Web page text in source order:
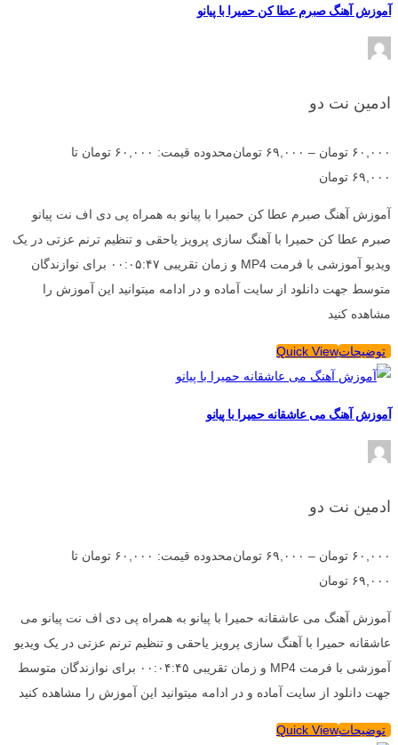
آموزش آهنگ صبرم عطا کن حمیرا با پیانو
ادمین نت دو
۶۰,۰۰۰ تومان – ۶۹,۰۰۰ تومان
محدوده قیمت: ۶۰,۰۰۰ تومان تا
۶۹,۰۰۰ تومان
آموزش آهنگ صبرم عطا کن حمیرا با پیانو به همراه پی دی اف نت پیانو
صبرم عطا کن حمیرا با آهنگ سازی پرویز یاحقی و تنظیم ترنم عزتی در یک
ویدیو آموزشی با فرمت MP4 و زمان تقریبی ۰۰:۰۵:۴۷ برای نوازندگان
متوسط جهت دانلود از سایت آماده و در ادامه میتوانید این آموزش را
مشاهده کنید
توضیحاتQuick View
آموزش آهنگ می عاشقانه حمیرا با پیانو
ادمین نت دو
۶۰,۰۰۰ تومان – ۶۹,۰۰۰ تومان
محدوده قیمت: ۶۰,۰۰۰ تومان تا
۶۹,۰۰۰ تومان
آموزش آهنگ می عاشقانه حمیرا با پیانو به همراه پی دی اف نت پیانو می
عاشقانه حمیرا با آهنگ سازی پرویز یاحقی و تنظیم ترنم عزتی در یک ویدیو
آموزشی با فرمت MP4 و زمان تقریبی ۰۰:۰۴:۴۵ برای نوازندگان متوسط
جهت دانلود از سایت آماده و در ادامه میتوانید این آموزش را مشاهده کنید
توضیحاتQuick View